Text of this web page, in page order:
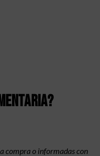
compra o informadas con